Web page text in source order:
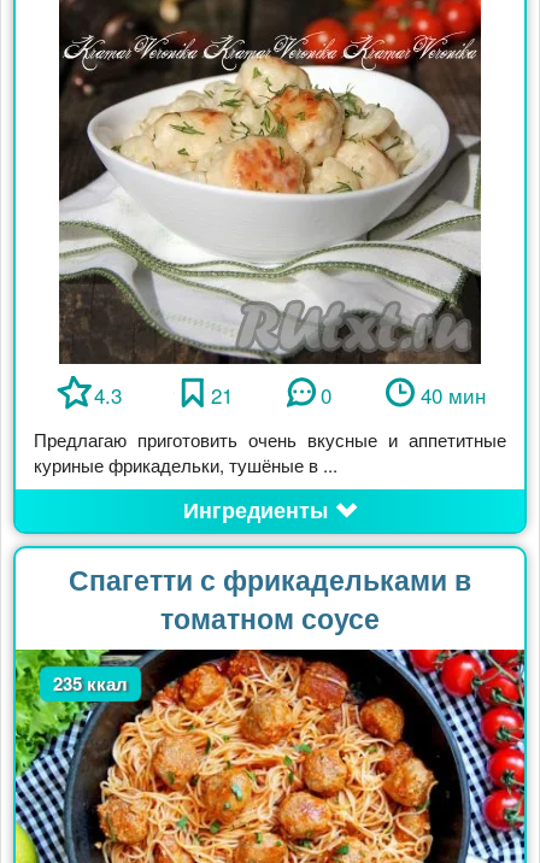
4.3 21 0 40 мин
Предлагаю приготовить очень вкусные и аппетитные
куриные фрикадельки, тушёные в ...
Ингредиенты
Спагетти с фрикадельками в
томатном соусе
235 ккал